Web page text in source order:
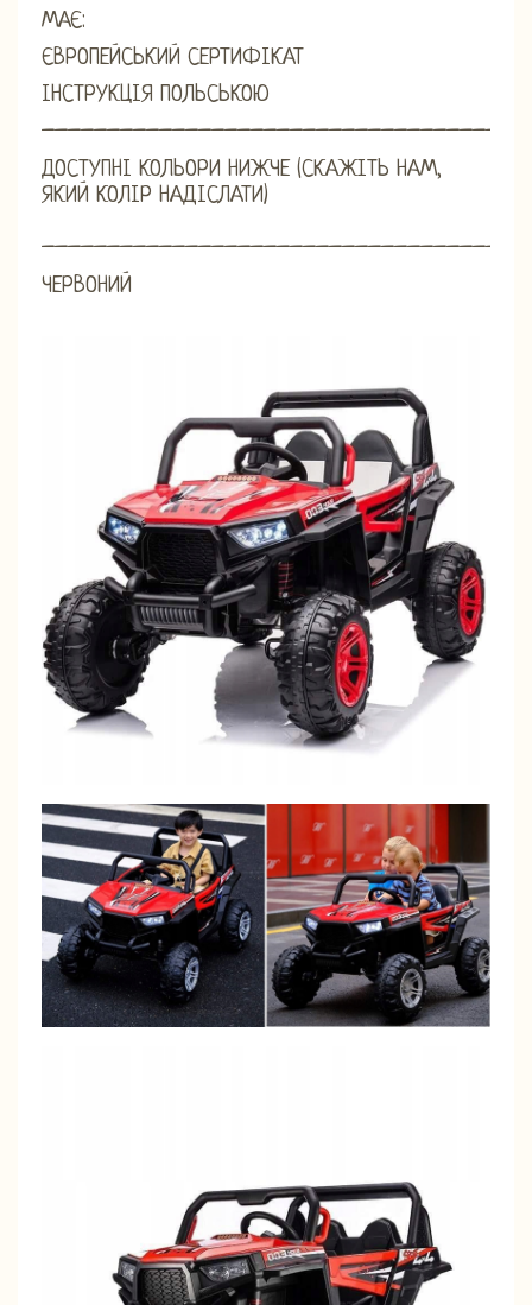
МАЄ:
ЄВРОПЕЙСЬКИЙ СЕРТИФІКАТ
ІНСТРУКЦІЯ ПОЛЬСЬКОЮ
ДОСТУПНІ КОЛЬОРИ НИЖЧЕ (СКАЖІТЬ НАМ,
ЯКИЙ КОЛІР НАДІСЛАТИ)
ЧЕРВОНИЙ